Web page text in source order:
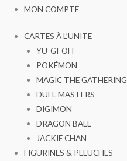
MON COMPTE
CARTES À L’UNITE
YU-GI-OH
POKÉMON
MAGIC THE GATHERING
DUEL MASTERS
DIGIMON
DRAGON BALL
JACKIE CHAN
FIGURINES & PELUCHES